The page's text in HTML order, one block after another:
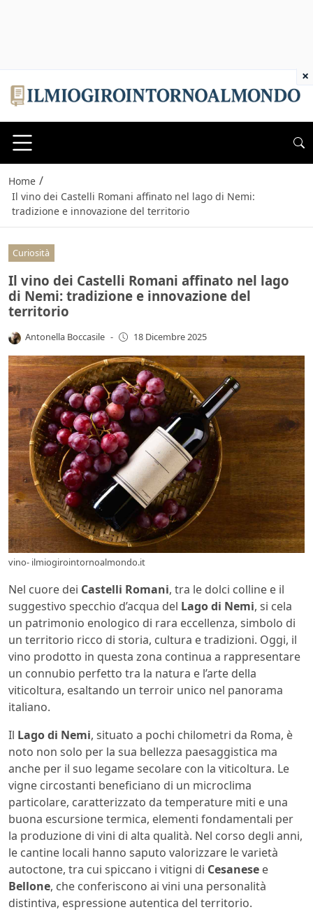
Home /
Il vino dei Castelli Romani affinato nel lago di Nemi:
tradizione e innovazione del territorio
Curiosità
Il vino dei Castelli Romani affinato nel lago
di Nemi: tradizione e innovazione del
territorio
Antonella Boccasile - 18 Dicembre 2025
vino- ilmiogirointornoalmondo.it
Nel cuore dei Castelli Romani, tra le dolci colline e il
suggestivo specchio d’acqua del Lago di Nemi, si cela
un patrimonio enologico di rara eccellenza, simbolo di
un territorio ricco di storia, cultura e tradizioni. Oggi, il
vino prodotto in questa zona continua a rappresentare
un connubio perfetto tra la natura e l’arte della
viticoltura, esaltando un terroir unico nel panorama
italiano.
Il Lago di Nemi, situato a pochi chilometri da Roma, è
noto non solo per la sua bellezza paesaggistica ma
anche per il suo legame secolare con la viticoltura. Le
vigne circostanti beneficiano di un microclima
particolare, caratterizzato da temperature miti e una
buona escursione termica, elementi fondamentali per
la produzione di vini di alta qualità. Nel corso degli anni,
le cantine locali hanno saputo valorizzare le varietà
autoctone, tra cui spiccano i vitigni di Cesanese e
Bellone, che conferiscono ai vini una personalità
distintiva, espressione autentica del territorio.
×